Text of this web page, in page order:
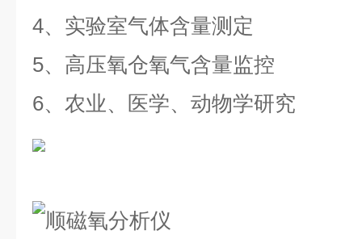
4、实验室气体含量测定
5、高压氧仓氧气含量监控
6、农业、医学、动物学研究